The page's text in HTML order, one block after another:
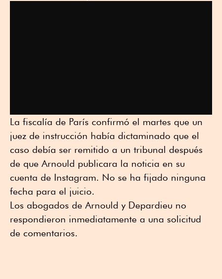
La fiscalía de París confirmó el martes que un
juez de instrucción había dictaminado que el
caso debía ser remitido a un tribunal después
de que Arnould publicara la noticia en su
cuenta de Instagram. No se ha fijado ninguna
fecha para el juicio.
Los abogados de Arnould y Depardieu no
respondieron inmediatamente a una solicitud
de comentarios.